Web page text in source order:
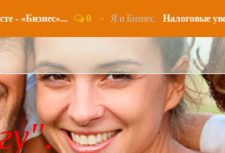
0 Я и Бизнес. Налоговые